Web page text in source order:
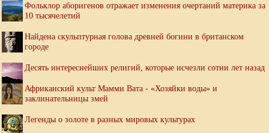
Фольклор аборигенов отражает изменения очертаний материка за
10 тысячелетий
Найдена скульптурная голова древней богини в британском
городе
Десять интереснейших религий, которые исчезли сотни лет назад
Африканский культ Мамми Вата - «Хозяйки воды» и
заклинательницы змей
Легенды о золоте в разных мировых культурах